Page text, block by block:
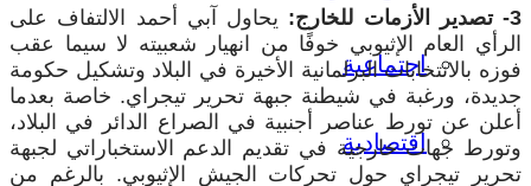
اجتماعية
اقتصادية
3- تصدير الأزمات للخارج:
يحاول آبي أحمد الالتفاف على
الرأي العام الإثيوبي خوفًا من انهيار شعبيته لا سيما عقب
فوزه بالانتخابات البرلمانية الأخيرة في البلاد وتشكيل حكومة
جديدة، ورغبة في شيطنة جبهة تحرير تيجراي. خاصة بعدما
أعلن عن تورط عناصر أجنبية في الصراع الدائر في البلاد،
وتورط جهات خارجية في تقديم الدعم الاستخباراتي لجبهة
تحرير تيجراي حول تحركات الجيش الإثيوبي. بالرغم من